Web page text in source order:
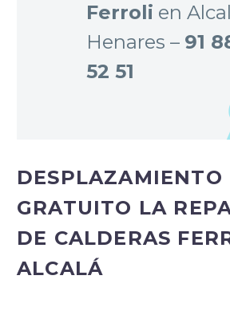
Ferroli en
Henares – 91
52 51
DESPLAZAMIENTO
GRATUITO LA
DE CALDERAS
ALCALÁ